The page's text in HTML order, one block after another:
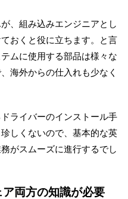
、組み込みエンジニアとし
おくと役に立ちます。と言
ムに使用する部品は様々な
海外からの仕入れも少なく
ライバーのインストール手
しくないので、基本的な英
がスムーズに進行するでし
両方の知識が必要